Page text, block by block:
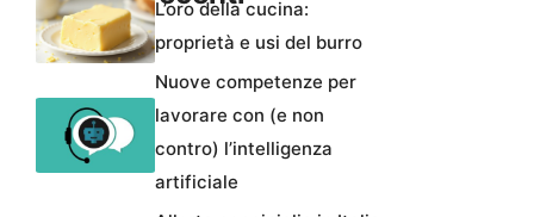
L’oro della cucina:
proprietà e usi del burro
Nuove competenze per
lavorare con (e non
contro) l’intelligenza
artificiale